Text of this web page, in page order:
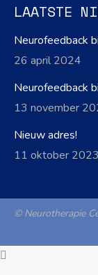
LAATSTE
Neurofeedback
26 april 2024
Neurofeedback
13 november
Nieuw adres!
11 oktober 2023
© Neurotherapie